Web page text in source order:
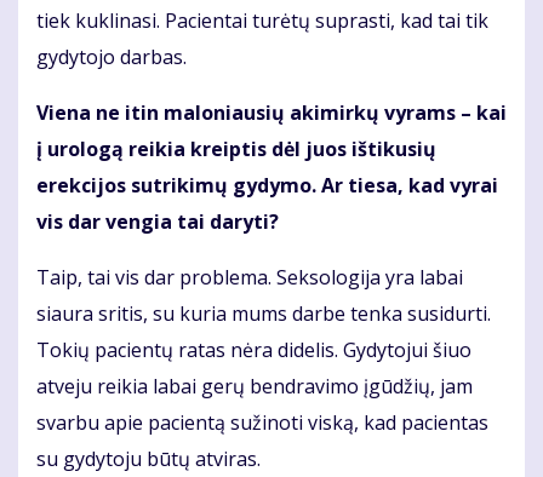
tiek kuklinasi. Pacientai turėtų suprasti, kad tai tik
gydytojo darbas.
Viena ne itin maloniausių akimirkų vyrams – kai
į urologą reikia kreiptis dėl juos ištikusių
erekcijos sutrikimų gydymo. Ar tiesa, kad vyrai
vis dar vengia tai daryti?
Taip, tai vis dar problema. Seksologija yra labai
siaura sritis, su kuria mums darbe tenka susidurti.
Tokių pacientų ratas nėra didelis. Gydytojui šiuo
atveju reikia labai gerų bendravimo įgūdžių, jam
svarbu apie pacientą sužinoti viską, kad pacientas
su gydytoju būtų atviras.